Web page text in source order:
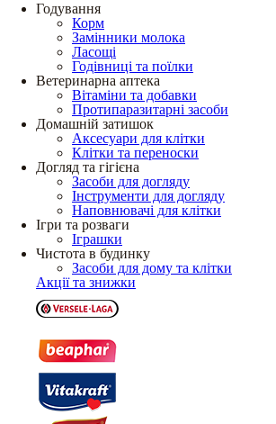
Годування
Корм
Замінники молока
Ласощі
Годівниці та поїлки
Ветеринарна аптека
Вітаміни та добавки
Протипаразитарні засоби
Домашній затишок
Аксесуари для клітки
Клітки та переноски
Догляд та гігієна
Засоби для догляду
Інструменти для догляду
Наповнювачі для клітки
Ігри та розваги
Іграшки
Чистота в будинку
Засоби для дому та клітки
Акції та знижки